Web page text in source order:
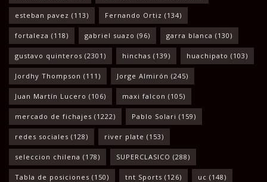
esteban pavez (113) Fernando Ortiz (134)
fortaleza (118) gabriel suazo (96) garra blanca (130)
gustavo quinteros (2301) hinchas (139) huachipato (103)
Jordhy Thompson (111) Jorge Almirón (245)
Juan Martín Lucero (106) maxi falcon (105)
mercado de fichajes (1222) Pablo Solari (159)
redes sociales (128) river plate (153)
seleccion chilena (178) SUPERCLASICO (288)
Tabla de posiciones (150) tnt Sports (126) uc (148)